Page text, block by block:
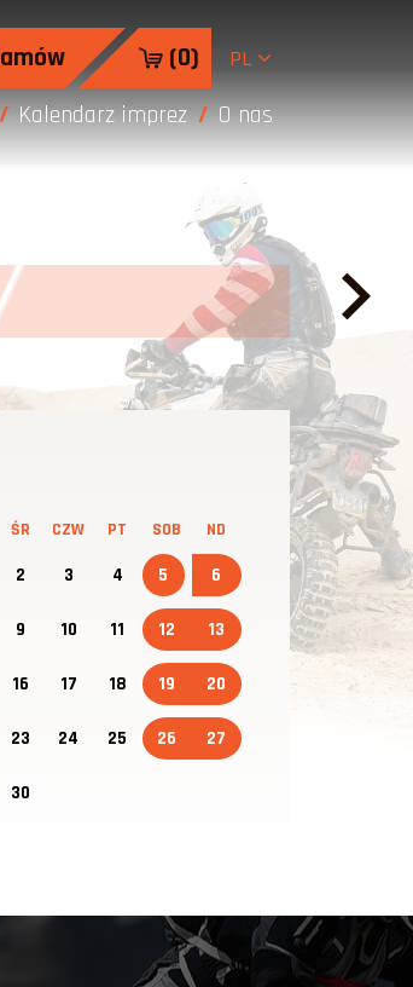
(0) PL
Kalendarz imprez O nas
ŚR CZW PT SOB ND
2 3 4 5 6
9 10 11 12 13
16 17 18 19 20
23 24 25 26 27
30